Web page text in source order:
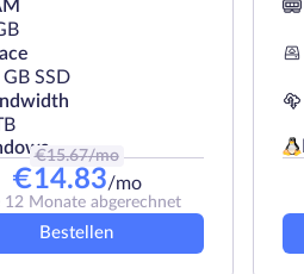
SSD
€15.67/mo
€14.83/mo
12 Monate abgerechnet
Bestellen